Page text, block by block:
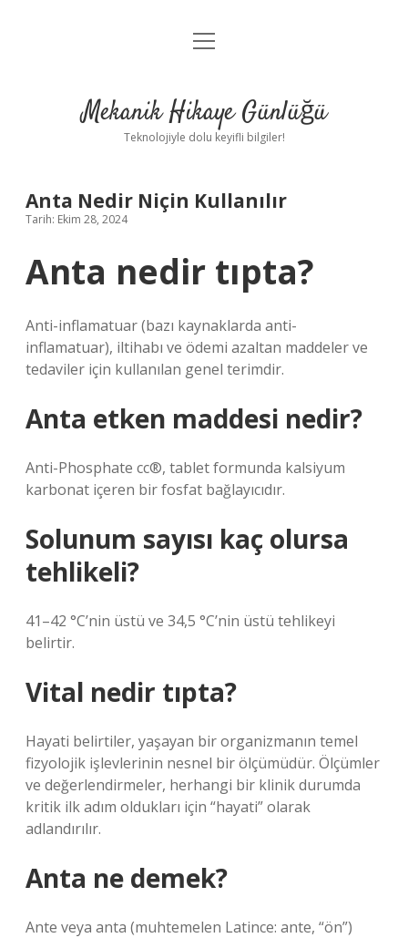
Anasayfa
Yasal Uyarı
menüyü
Mekanik Hikaye Günlüğü
Teknolojiyle dolu keyifli bilgiler!
Anta Nedir Niçin Kullanılır
Tarih: Ekim 28, 2024
Anta nedir tıpta?
Anti-inflamatuar (bazı kaynaklarda anti-
inflamatuar), iltihabı ve ödemi azaltan maddeler ve
tedaviler için kullanılan genel terimdir.
Anta etken maddesi nedir?
Anti-Phosphate cc®, tablet formunda kalsiyum
karbonat içeren bir fosfat bağlayıcıdır.
Solunum sayısı kaç olursa
tehlikeli?
41–42 °C’nin üstü ve 34,5 °C’nin üstü tehlikeyi
belirtir.
Vital nedir tıpta?
Hayati belirtiler, yaşayan bir organizmanın temel
fizyolojik işlevlerinin nesnel bir ölçümüdür. Ölçümler
ve değerlendirmeler, herhangi bir klinik durumda
kritik ilk adım oldukları için “hayati” olarak
adlandırılır.
Anta ne demek?
Ante veya anta (muhtemelen Latince: ante, “ön”)